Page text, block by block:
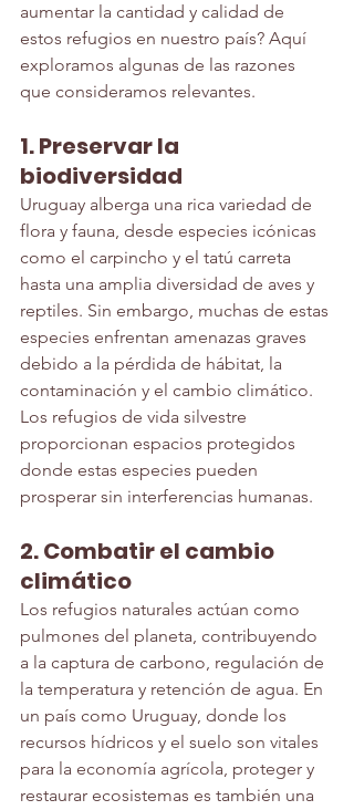
aumentar la cantidad y calidad de
estos refugios en nuestro país? Aquí
exploramos algunas de las razones
que consideramos relevantes.
1. Preservar la
biodiversidad
Uruguay alberga una rica variedad de
flora y fauna, desde especies icónicas
como el carpincho y el tatú carreta
hasta una amplia diversidad de aves y
reptiles. Sin embargo, muchas de estas
especies enfrentan amenazas graves
debido a la pérdida de hábitat, la
contaminación y el cambio climático.
Los refugios de vida silvestre
proporcionan espacios protegidos
donde estas especies pueden
prosperar sin interferencias humanas.
2. Combatir el cambio
climático
Los refugios naturales actúan como
pulmones del planeta, contribuyendo
a la captura de carbono, regulación de
la temperatura y retención de agua. En
un país como Uruguay, donde los
recursos hídricos y el suelo son vitales
para la economía agrícola, proteger y
restaurar ecosistemas es también una